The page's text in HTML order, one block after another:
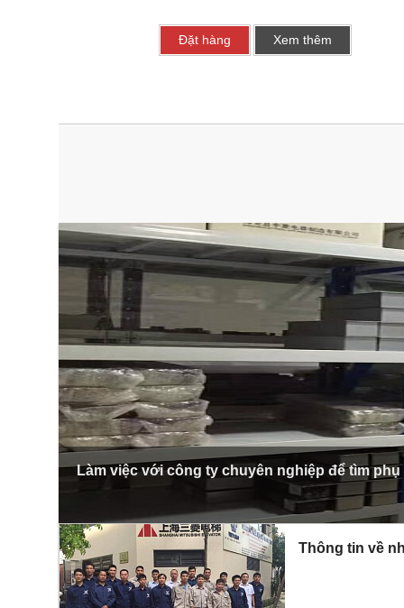
Đặt hàng Xem thêm
Làm việc với công ty chuyên nghiệp để tìm
Thông tin về